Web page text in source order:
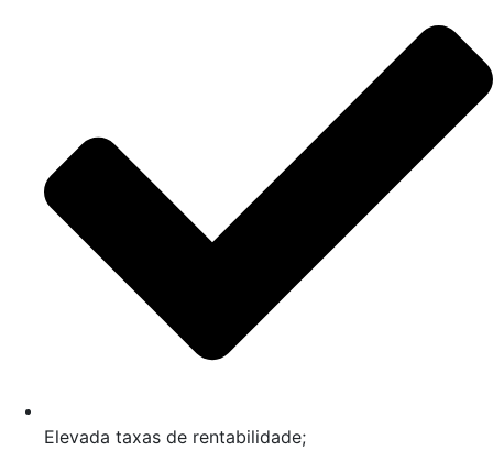
Elevada taxas de rentabilidade;